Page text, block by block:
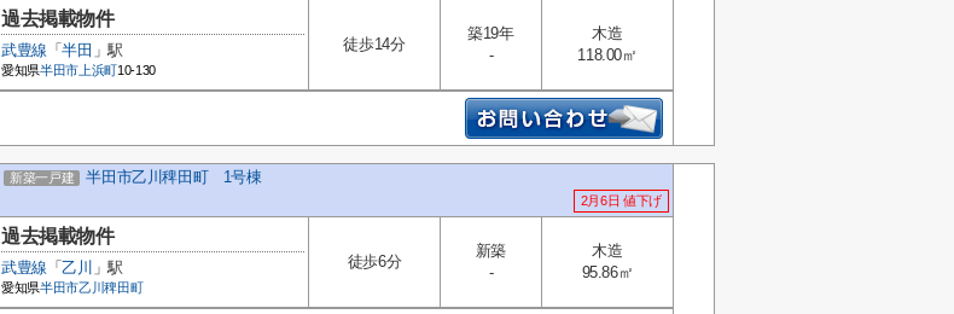
過去掲載物件
武豊線 「半田 」駅
愛知県半田市上浜町10-130
徒歩14分
築19年
-
木造
118.00㎡
新築一戸建 半田市乙川稗田町 1号棟
2月6日 値下げ
過去掲載物件
武豊線 「乙川 」駅
愛知県半田市乙川稗田町
徒歩6分
新築
-
木造
95.86㎡